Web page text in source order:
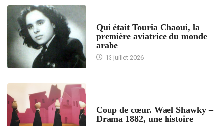
Qui était Touria Chaoui, la
première aviatrice du monde
arabe
13 juillet 2026
Coup de cœur. Wael Shawky –
Drama 1882, une histoire